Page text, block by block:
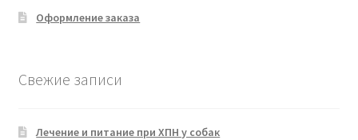
Оформление заказа
Свежие записи
Лечение и питание при ХПН у собак